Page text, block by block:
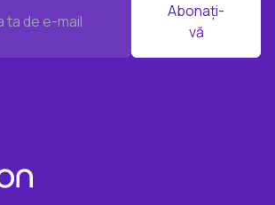
Abonați-
vă